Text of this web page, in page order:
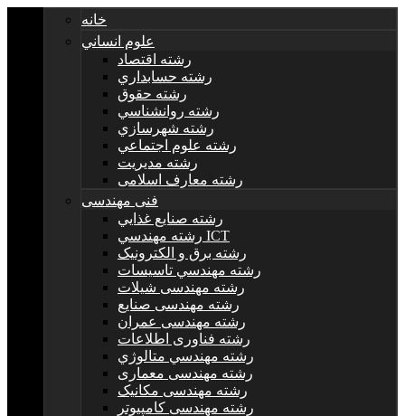
خانه
علوم انساني
رشته اقتصاد
رشته حسابداري
رشته حقوق
رشته روانشناسي
رشته شهرسازي
رشته علوم اجتماعي
رشته مديريت
رشته معارف اسلامی
فنی مهندسی
رشته صنايع غذايي
رشته مهندسي ICT
رشته برق و الکترونيک
رشته مهندسي تاسيسات
رشته مهندسی شیلات
رشته مهندسی صنایع
رشته مهندسی عمران
رشته فناوری اطلاعات
رشته مهندسي متالوژي
رشته مهندسی معماری
رشته مهندسی مکانیک
رشته مهندسی کامپیوتر